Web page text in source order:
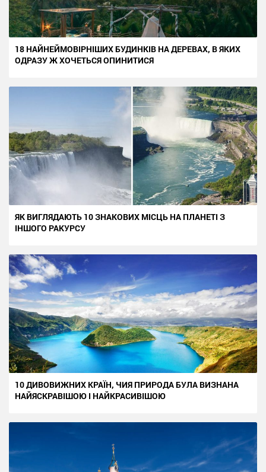
18 НАЙНЕЙМОВІРНІШИХ БУДИНКІВ НА ДЕРЕВАХ, В ЯКИХ
ОДРАЗУ Ж ХОЧЕТЬСЯ ОПИНИТИСЯ
ЯК ВИГЛЯДАЮТЬ 10 ЗНАКОВИХ МІСЦЬ НА ПЛАНЕТІ З
ІНШОГО РАКУРСУ
10 ДИВОВИЖНИХ КРАЇН, ЧИЯ ПРИРОДА БУЛА ВИЗНАНА
НАЙЯСКРАВІШОЮ І НАЙКРАСИВІШОЮ